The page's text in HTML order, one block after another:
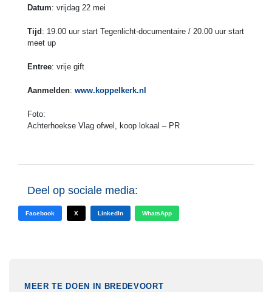
Datum: vrijdag 22 mei
Tijd : 19.00 uur start Tegenlicht-documentaire / 20.00 uur start
meet up
Entree: vrije gift
Aanmelden: www.koppelkerk.nl
Foto:
Achterhoekse Vlag ofwel, koop lokaal – PR
Deel op sociale media:
Facebook X LinkedIn WhatsApp
MEER TE DOEN IN BREDEVOORT